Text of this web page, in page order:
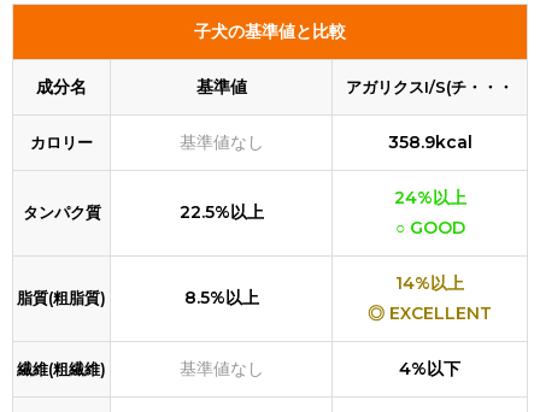
子犬の基準値と比較
成分名 基準値 アガリクスI/S(チ・・・
カロリー 基準値なし 358.9kcal
タンパク質 22.5%以上
24%以上
○ GOOD
脂質(粗脂質) 8.5%以上
14%以上
◎ EXCELLENT
繊維(粗繊維) 基準値なし 4%以下